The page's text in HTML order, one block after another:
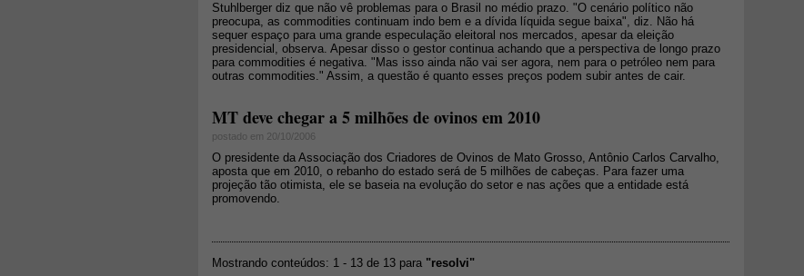
Stuhlberger diz que não vê problemas para o Brasil no médio prazo. "O cenário político não
preocupa, as commodities continuam indo bem e a dívida líquida segue baixa", diz. Não há
sequer espaço para uma grande especulação eleitoral nos mercados, apesar da eleição
presidencial, observa. Apesar disso o gestor continua achando que a perspectiva de longo prazo
para commodities é negativa. "Mas isso ainda não vai ser agora, nem para o petróleo nem para
outras commodities." Assim, a questão é quanto esses preços podem subir antes de cair.
MT deve chegar a 5 milhões de ovinos em 2010
postado em 20/10/2006
O presidente da Associação dos Criadores de Ovinos de Mato Grosso, Antônio Carlos Carvalho,
aposta que em 2010, o rebanho do estado será de 5 milhões de cabeças. Para fazer uma
projeção tão otimista, ele se baseia na evolução do setor e nas ações que a entidade está
promovendo.
Mostrando conteúdos: 1 - 13 de 13 para "resolvi"